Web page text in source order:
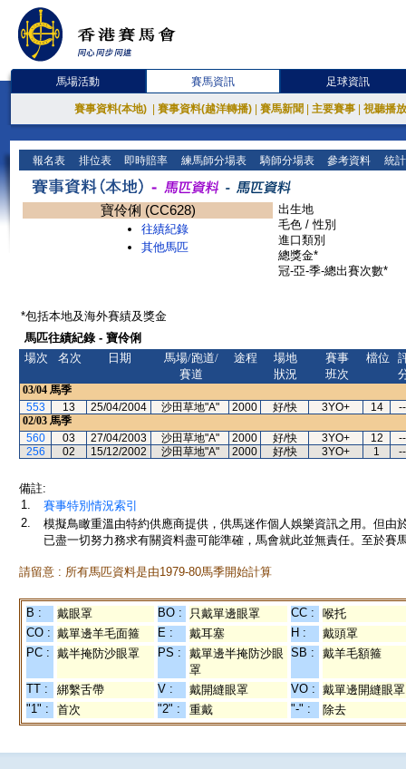
馬場活動 賽馬資訊 足球資訊
賽事資料(本地) 賽事資料(越洋轉播) 賽馬新聞 主要賽事 視聽播
報名表 排位表 即時賠率 練馬師分場表 騎師分場表 參考資料 統
寶伶俐 (CC628)
往績紀錄
其他馬匹
出生地
毛色 / 性別
進口類別
總獎金*
冠-亞-季-總出賽次數*
*包括本地及海外賽績及獎金
馬匹往績紀錄 - 寶伶俐
場次
名次 日期
馬場/跑道/
賽道
途程
場地
狀況
賽事
班次
檔位
03/04 馬季
553
13 25/04/2004 沙田草地"A" 2000 好/快 3YO+ 14
--
02/03 馬季
560
03 27/04/2003 沙田草地"A" 2000 好/快 3YO+ 12
--
256
02 15/12/2002 沙田草地"A" 2000 好/快 3YO+ 1 --
備註:
1.
賽事特別情況索引
2.
模擬鳥瞰重溫由特約供應商提供，供馬迷作個人娛樂資訊之用。但
已盡一切努力務求有關資料盡可能準確，馬會就此並無責任。至於賽
請留意 : 所有馬匹資料是由1979-80馬季開始計算
B : 戴眼罩 BO : 只戴單邊眼罩 CC :
喉托
CO : 戴單邊羊毛面箍 E : 戴耳塞 H :
戴頭罩
PC : 戴半掩防沙眼罩 PS :
戴單邊半掩防沙眼
罩
SB : 戴羊毛額箍
TT : 綁繫舌帶 V : 戴開縫眼罩 VO : 戴單邊開縫眼罩
"1" :
首次 "2" : 重戴 "-" : 除去